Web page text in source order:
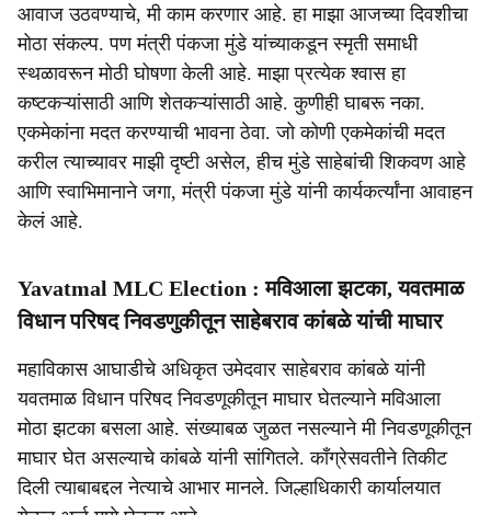
आवाज उठवण्याचे, मी काम करणार आहे. हा माझा आजच्या दिवशीचा
मोठा संकल्प. पण मंत्री पंकजा मुंडे यांच्याकडून स्मृती समाधी
स्थळावरून मोठी घोषणा केली आहे. माझा प्रत्येक श्वास हा
कष्टकऱ्यांसाठी आणि शेतकऱ्यांसाठी आहे. कुणीही घाबरू नका.
एकमेकांना मदत करण्याची भावना ठेवा. जो कोणी एकमेकांची मदत
करील त्याच्यावर माझी दृष्टी असेल, हीच मुंडे साहेबांची शिकवण आहे
आणि स्वाभिमानाने जगा, मंत्री पंकजा मुंडे यांनी कार्यकर्त्यांना आवाहन
केलं आहे.
Yavatmal MLC Election : मविआला झटका, यवतमाळ
विधान परिषद निवडणुकीतून साहेबराव कांबळे यांची माघार
महाविकास आघाडीचे अधिकृत उमेदवार साहेबराव कांबळे यांनी
यवतमाळ विधान परिषद निवडणूकीतून माघार घेतल्याने मविआला
मोठा झटका बसला आहे. संख्याबळ जुळत नसल्याने मी निवडणूकीतून
माघार घेत असल्याचे कांबळे यांनी सांगितले. काँग्रेसवतीने तिकीट
दिली त्याबाबद्दल नेत्याचे आभार मानले. जिल्हाधिकारी कार्यालयात